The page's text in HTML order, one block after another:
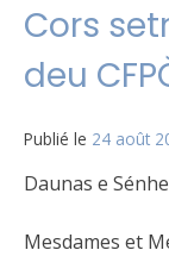
Cors
deu
Publié le 24 août
Daunas e
Mesdames et